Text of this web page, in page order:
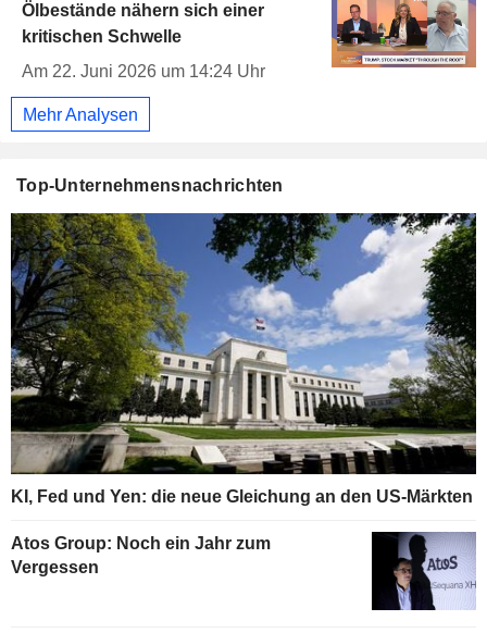
Ölbestände nähern sich einer
kritischen Schwelle
Am 22. Juni 2026 um 14:24 Uhr
Mehr Analysen
Top-Unternehmensnachrichten
KI, Fed und Yen: die neue Gleichung an den US-Märkten
Atos Group: Noch ein Jahr zum
Vergessen